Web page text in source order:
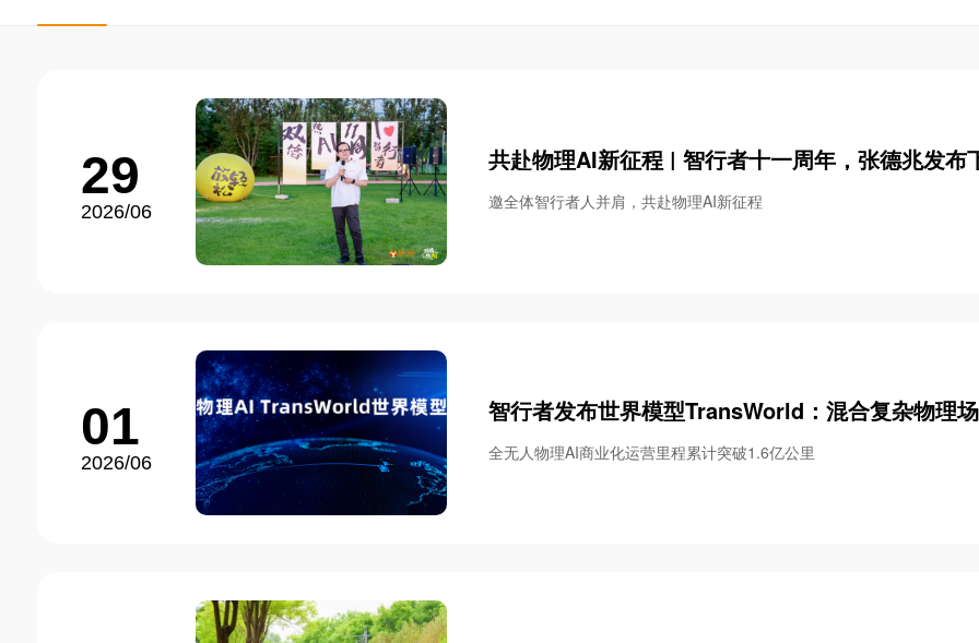
29
2026/06
共赴物理AI新征程 | 智行者十一周年，张德兆发布
邀全体智行者人并肩，共赴物理AI新征程
01
2026/06
智行者发布世界模型TransWorld：混合复杂物理
全无人物理AI商业化运营里程累计突破1.6亿公里